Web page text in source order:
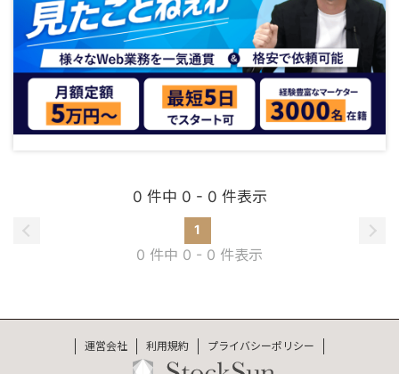
0 件中 0 - 0 件表示
1
0 件中 0 - 0 件表示
運営会社 利用規約 プライバシーポリシー